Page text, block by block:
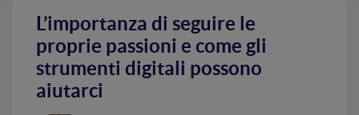
L’importanza di seguire le
proprie passioni e come gli
strumenti digitali possono
aiutarci